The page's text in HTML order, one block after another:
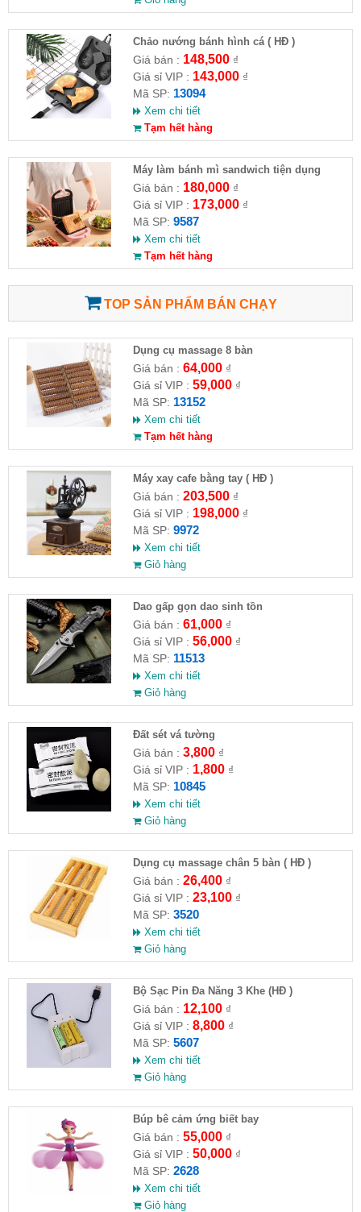
Chảo nướng bánh hình cá ( HĐ )
Giá bán : 148,500₫
Giá sỉ VIP : 143,000₫
Mã SP: 13094
Xem chi tiết
Tạm hết hàng
Máy làm bánh mì sandwich tiện dụng
Giá bán : 180,000₫
Giá sỉ VIP : 173,000₫
Mã SP: 9587
Xem chi tiết
Tạm hết hàng
TOP SẢN PHẨM BÁN CHẠY
Dụng cụ massage 8 bàn
Giá bán : 64,000₫
Giá sỉ VIP : 59,000₫
Mã SP: 13152
Xem chi tiết
Tạm hết hàng
Máy xay cafe bằng tay ( HĐ )
Giá bán : 203,500₫
Giá sỉ VIP : 198,000₫
Mã SP: 9972
Xem chi tiết
Giỏ hàng
Dao gấp gọn dao sinh tồn
Giá bán : 61,000₫
Giá sỉ VIP : 56,000₫
Mã SP: 11513
Xem chi tiết
Giỏ hàng
Đất sét vá tường
Giá bán : 3,800₫
Giá sỉ VIP : 1,800₫
Mã SP: 10845
Xem chi tiết
Giỏ hàng
Dụng cụ massage chân 5 bàn ( HĐ )
Giá bán : 26,400₫
Giá sỉ VIP : 23,100₫
Mã SP: 3520
Xem chi tiết
Giỏ hàng
Bộ Sạc Pin Đa Năng 3 Khe (HĐ )
Giá bán : 12,100₫
Giá sỉ VIP : 8,800₫
Mã SP: 5607
Xem chi tiết
Giỏ hàng
​Búp bê cảm ứng biết bay
Giá bán : 55,000₫
Giá sỉ VIP : 50,000₫
Mã SP: 2628
Xem chi tiết
Giỏ hàng